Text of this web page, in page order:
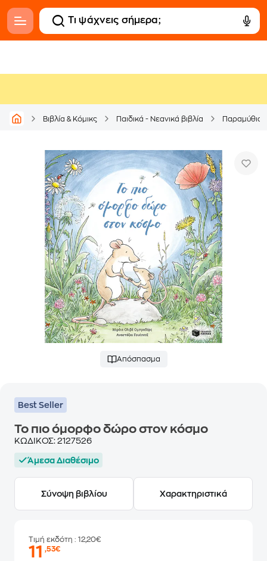
Βιβλία & Κόμικς Παιδικά - Νεανικά βιβλία Παραμύθια
Απόσπασμα
Best Seller
Το πιο όμορφο δώρο στον κόσμο
ΚΩΔΙΚΟΣ: 2127526
Άμεσα Διαθέσιμο
Σύνοψη βιβλίου Χαρακτηριστικά
Τιμή εκδότη : 12,20€
11,53€